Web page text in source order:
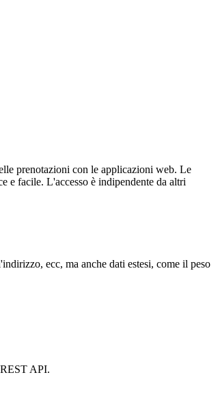
prenotazioni con le applicazioni web. Le
e facile. L'accesso è indipendente da altri
ecc, ma anche dati estesi, come il peso
API.